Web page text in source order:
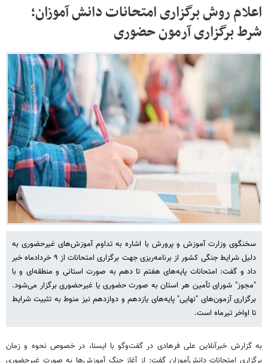
اعلام روش برگزاری امتحانات دانش آموزان؛
شرط برگزاری آرمون حضوری
سخنگوی وزارت آموزش و پرورش با اشاره به تداوم آموزش‌های غیرحضوری به
دلیل شرایط جنگی کشور از برنامه‌ریزی جهت برگزاری امتحانات از ۹ خردادماه خبر
داد و گفت: امتحانات پایه‌های هفتم تا دهم به صورت استانی و منطقه‌ای و با
"مجوز" شورای تأمین هر استان به صورت حضوری یا غیرحضوری برگزار می‌شود.
برگزاری آزمون‌های "نهایی" پایه‌های یازدهم و دوازدهم نیز منوط به تثبیت شرایط
تا اواخر تیرماه است.
به گزارش خبرآنلاین علی فرهادی در گفت‌وگو با ایسنا، در خصوص نحوه و زمان
برگزاری امتحانات دانش‌آموزان گفت: از آغاز جنگ آموزش‌ها به صورت غیرحضوری